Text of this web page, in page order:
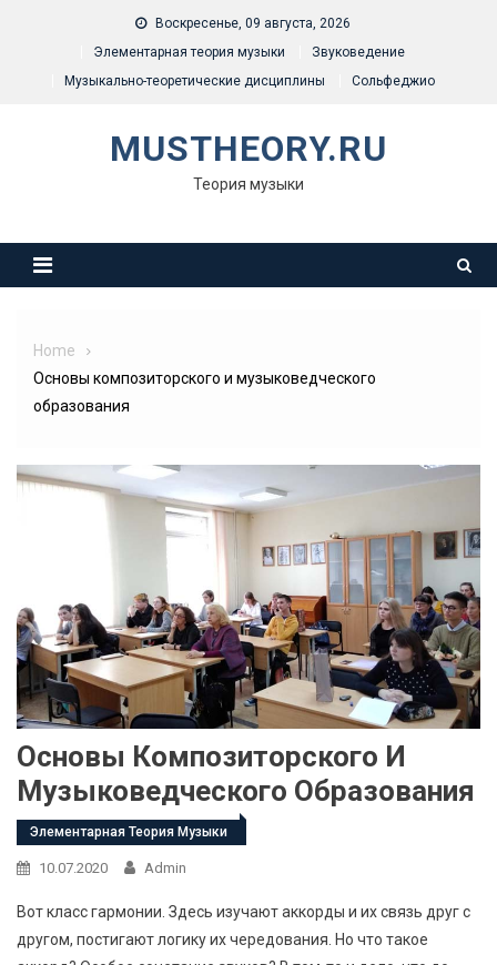
Воскресенье, 09 августа, 2026
Элементарная теория музыки
Звуковедение
Музыкально-теоретические дисциплины
Сольфеджио
MUSTHEORY.RU
Теория музыки
Home
Основы композиторского и музыковедческого
образования
Основы Композиторского И
Музыковедческого Образования
Элементарная Теория Музыки
10.07.2020 Admin
Вот класс гармонии. Здесь изучают аккорды и их связь друг с
другом, постигают логику их чередования. Но что такое